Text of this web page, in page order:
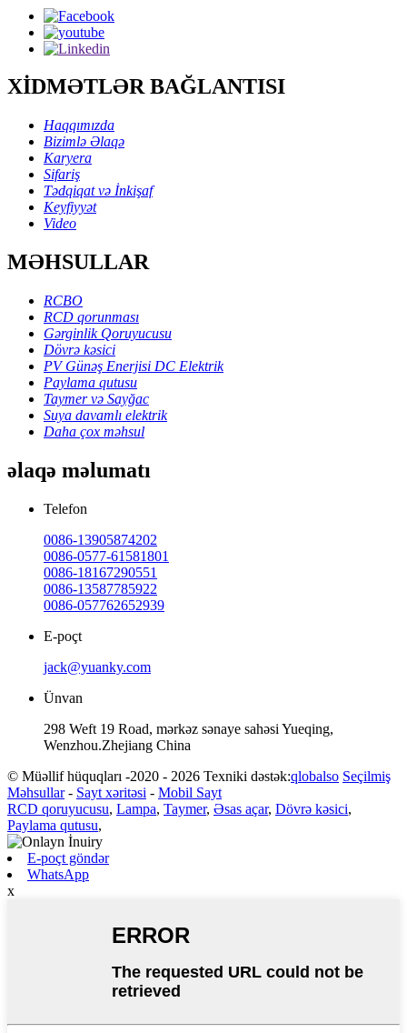
XİDMƏTLƏR BAĞLANTISI
Haqqımızda
Bizimlə Əlaqə
Karyera
Sifariş
Tədqiqat və İnkişaf
Keyfiyyət
Video
MƏHSULLAR
RCBO
RCD qorunması
Gərginlik Qoruyucusu
Dövrə kəsici
PV Günəş Enerjisi DC Elektrik
Paylama qutusu
Taymer və Sayğac
Suya davamlı elektrik
Daha çox məhsul
əlaqə məlumatı
Telefon
0086-13905874202
0086-0577-61581801
0086-18167290551
0086-13587785922
0086-057762652939
E-poçt
jack@yuanky.com
Ünvan
298 Weft 19 Road, mərkəz sənaye sahəsi Yueqing,
Wenzhou.Zhejiang China
© Müəllif hüquqları -2020 - 2026 Texniki dəstək:qlobalso Seçilmiş
Məhsullar- Sayt xəritəsi - Mobil Sayt
RCD qoruyucusu, Lampa, Taymer, Əsas açar, Dövrə kəsici,
Paylama qutusu,
E-poçt göndər
WhatsApp
x